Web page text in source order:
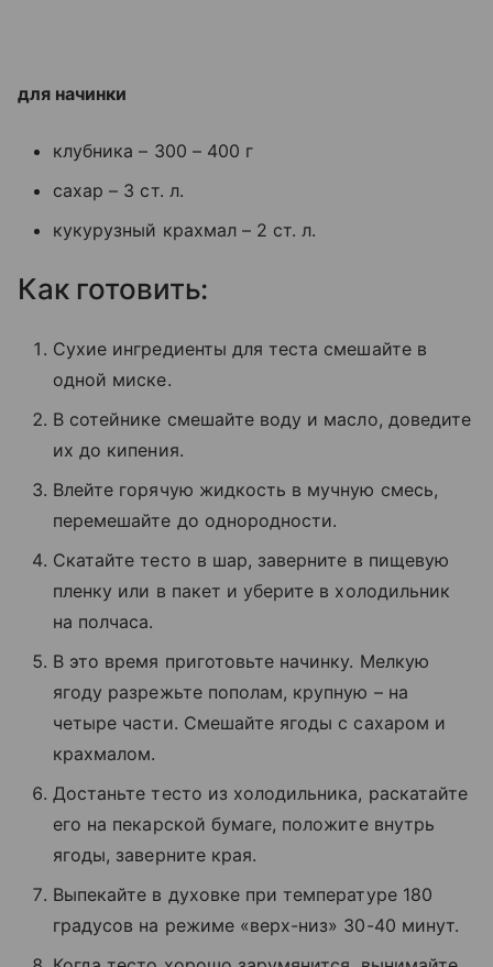
для начинки
клубника – 300 – 400 г
сахар – 3 ст. л.
кукурузный крахмал – 2 ст. л.
Как готовить:
Сухие ингредиенты для теста смешайте в
одной миске.
В сотейнике смешайте воду и масло, доведите
их до кипения.
Влейте горячую жидкость в мучную смесь,
перемешайте до однородности.
Скатайте тесто в шар, заверните в пищевую
пленку или в пакет и уберите в холодильник
на полчаса.
В это время приготовьте начинку. Мелкую
ягоду разрежьте пополам, крупную – на
четыре части. Смешайте ягоды с сахаром и
крахмалом.
Достаньте тесто из холодильника, раскатайте
его на пекарской бумаге, положите внутрь
ягоды, заверните края.
Выпекайте в духовке при температуре 180
градусов на режиме «верх-низ» 30-40 минут.